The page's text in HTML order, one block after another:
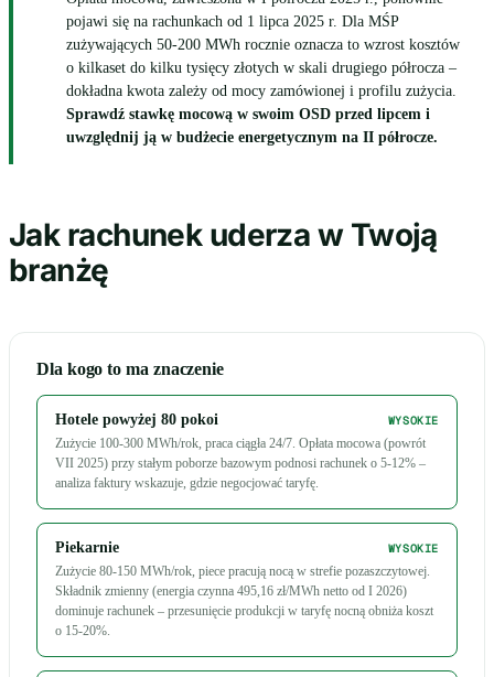
pojawi się na rachunkach od 1 lipca 2025 r. Dla MŚP
zużywających 50-200 MWh rocznie oznacza to wzrost kosztów
o kilkaset do kilku tysięcy złotych w skali drugiego półrocza –
dokładna kwota zależy od mocy zamówionej i profilu zużycia.
Sprawdź stawkę mocową w swoim OSD przed lipcem i
uwzględnij ją w budżecie energetycznym na II półrocze.
Jak rachunek uderza w Twoją
branżę
Dla kogo to ma znaczenie
Hotele powyżej 80 pokoi WYSOKIE
Zużycie 100-300 MWh/rok, praca ciągła 24/7. Opłata mocowa (powrót
VII 2025) przy stałym poborze bazowym podnosi rachunek o 5-12% –
analiza faktury wskazuje, gdzie negocjować taryfę.
Piekarnie WYSOKIE
Zużycie 80-150 MWh/rok, piece pracują nocą w strefie pozaszczytowej.
Składnik zmienny (energia czynna 495,16 zł/MWh netto od I 2026)
dominuje rachunek – przesunięcie produkcji w taryfę nocną obniża koszt
o 15-20%.